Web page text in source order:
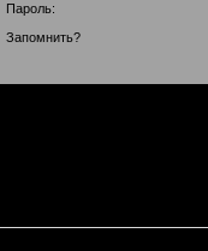
Пароль:
Запомнить?